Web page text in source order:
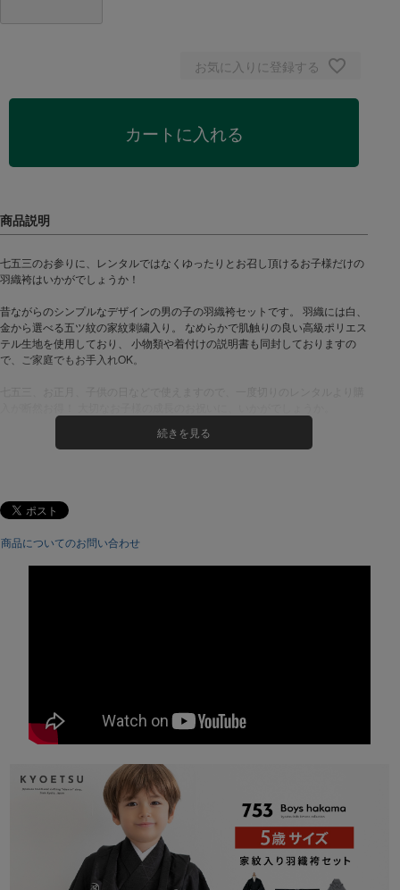
お気に入りに登録する
カートに入れる
七五三のお参りに、レンタルではなくゆったりとお召し頂けるお子様だけの
羽織袴はいかがでしょうか！
昔ながらのシンプルなデザインの男の子の羽織袴セットです。 羽織には白、
金から選べる五ツ紋の家紋刺繍入り。 なめらかで肌触りの良い高級ポリエス
テル生地を使用しており、 小物類や着付けの説明書も同封しておりますの
で、ご家庭でもお手入れOK。
(4)袴（行灯タイプ）
(5)履物
(6)角帯
(7)扇子
(8)懐剣袋
着物・羽織・襦袢・袴・角帯・懐剣袋・お守り袋：ポリエステル
100%
羽織紐：レーヨン100%
雪駄：鼻緒・PU/底・合皮
商品についてのお問い合わせ